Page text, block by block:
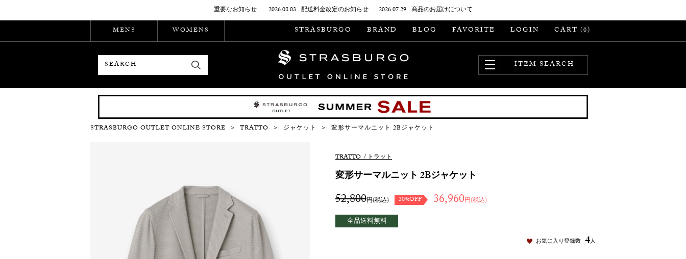
重要なお知らせ 2026.08.03 配送料金改定のお知らせ 2026.07.29 商品のお届けについて
MENS
WOMENS STRASBURGO BRAND BLOG FAVORITE LOGIN CART (0)
ITEM SEARCH
STRASBURGO OUTLET ONLINE STORE ＞ TRATTO ＞ ジャケット ＞ 変形サーマルニット 2Bジャケット
TRATTO/トラット
変形サーマルニット 2Bジャケット
52,800円(税込) 30%OFF 36,960円(税込)
全品送料無料
お気に入り登録数 4人